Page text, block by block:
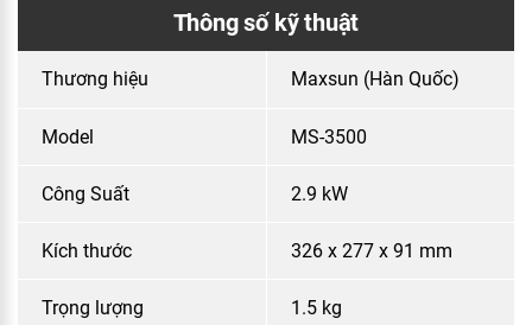
Thông số kỹ thuật
Thương hiệu Maxsun (Hàn Quốc)
Model MS-3500
Công Suất 2.9 kW
Kích thước 326 x 277 x 91 mm
Trọng lượng 1.5 kg